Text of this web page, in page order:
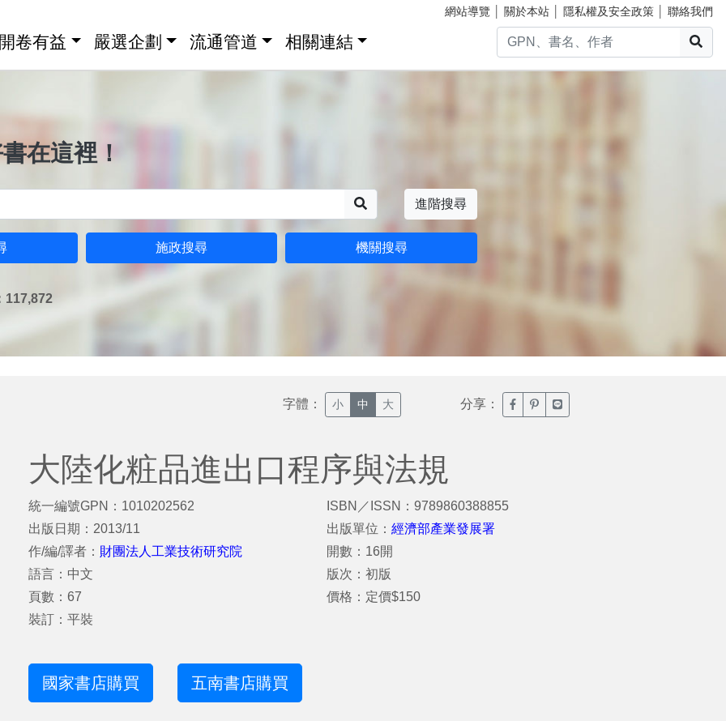
網站導覽 關於本站 隱私權及安全政策 聯絡我們
卷有益 嚴選企劃 流通管道 相關連結
在這裡！
進階搜尋
施政搜尋 機關搜尋
117,872
字體： 小 中 大 分享： 臉書分享(另開新視窗)
噗浪分享(另開新視窗)
Line分享(另開新視窗)
大陸化粧品進出口程序與法規
統一編號GPN：1010202562
出版日期：2013/11
作/編/譯者： 財團法人工業技術研究院
語言：中文
頁數：67
裝訂：平裝
ISBN／ISSN：9789860388855
出版單位：經濟部產業發展署
開數：16開
版次：初版
價格：定價$150
國家書店購買 五南書店購買